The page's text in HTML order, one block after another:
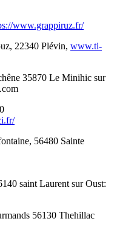
www.grappiruz.fr/
22340 Plévin, www.ti-
35870 Le Minihic sur
56480 Sainte
saint Laurent sur Oust:
56130 Thehillac